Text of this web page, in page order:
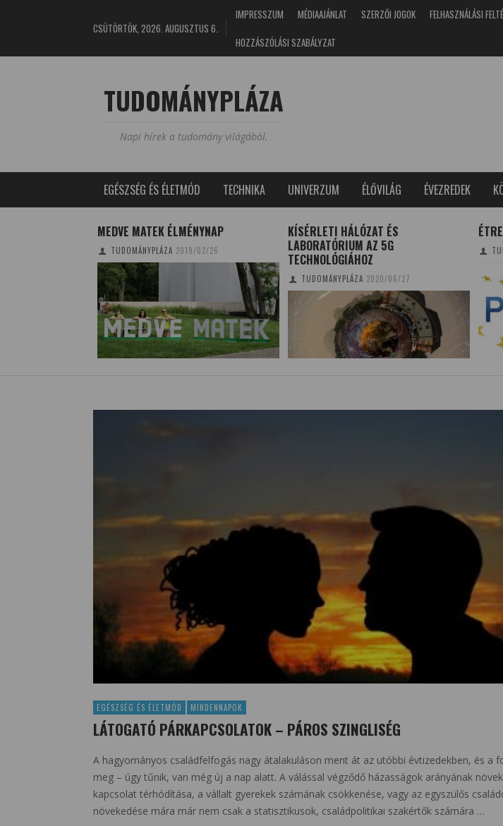
CSÜTÖRTÖK, 2026. AUGUSZTUS 6.
IMPRESSZUM MÉDIAAJÁNLAT SZERZŐI JOGOK
FELHASZNÁLÁSI
HOZZÁSZÓLÁSI SZABÁLYZAT
TUDOMÁNYPLÁZA
Napi hírek a tudomány világából.
EGÉSZSÉG ÉS ÉLETMÓD TECHNIKA UNIVERZUM ÉLŐVILÁG ÉVEZREDEK
MEDVE MATEK ÉLMÉNYNAP
TUDOMÁNYPLÁZA 2019/02/26
KÍSÉRLETI HÁLÓZAT ÉS
LABORATÓRIUM AZ 5G
TECHNOLÓGIÁHOZ
TUDOMÁNYPLÁZA 2020/06/27
EGÉSZSÉG ÉS ÉLETMÓD MINDENNAPOK
LÁTOGATÓ PÁRKAPCSOLATOK – PÁROS SZINGLISÉG
A hagyományos családfelfogás nagy átalakuláson ment át az utóbbi évtizedekben, és a
meg – úgy tűnik, van még új a nap alatt. A válással végződő házasságok arányának
kapcsolat térhódítása, a vállalt gyerekek számának csökkenése, vagy az egyszülős
növekedése mára már nem csak a statisztikusok, családpolitikai szakértők számára …